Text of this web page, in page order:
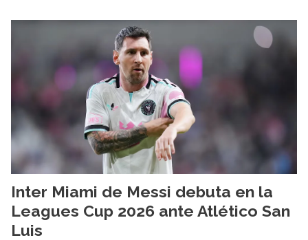
Inter Miami de Messi debuta en la
Leagues Cup 2026 ante Atlético San
Luis